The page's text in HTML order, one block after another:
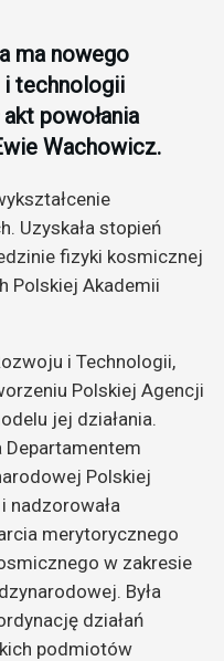
ma nowego
technologii
powołania
Wachowicz.
Uzyskała stopień
fizyki kosmicznej
Polskiej Akademii
i Technologii,
Polskiej Agencji
jej działania.
Departamentem
Polskiej
nadzorowała
merytorycznego
w zakresie
Była
działań
podmiotów